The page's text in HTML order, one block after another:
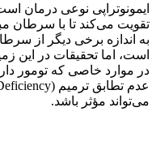
ایمونوتراپی نوعی درمان
تقویت می‌کند تا با سرطان
به اندازه برخی دیگر از
است، اما تحقیقات در
در موارد خاصی که تومور
می‌تواند مؤثر باشد.